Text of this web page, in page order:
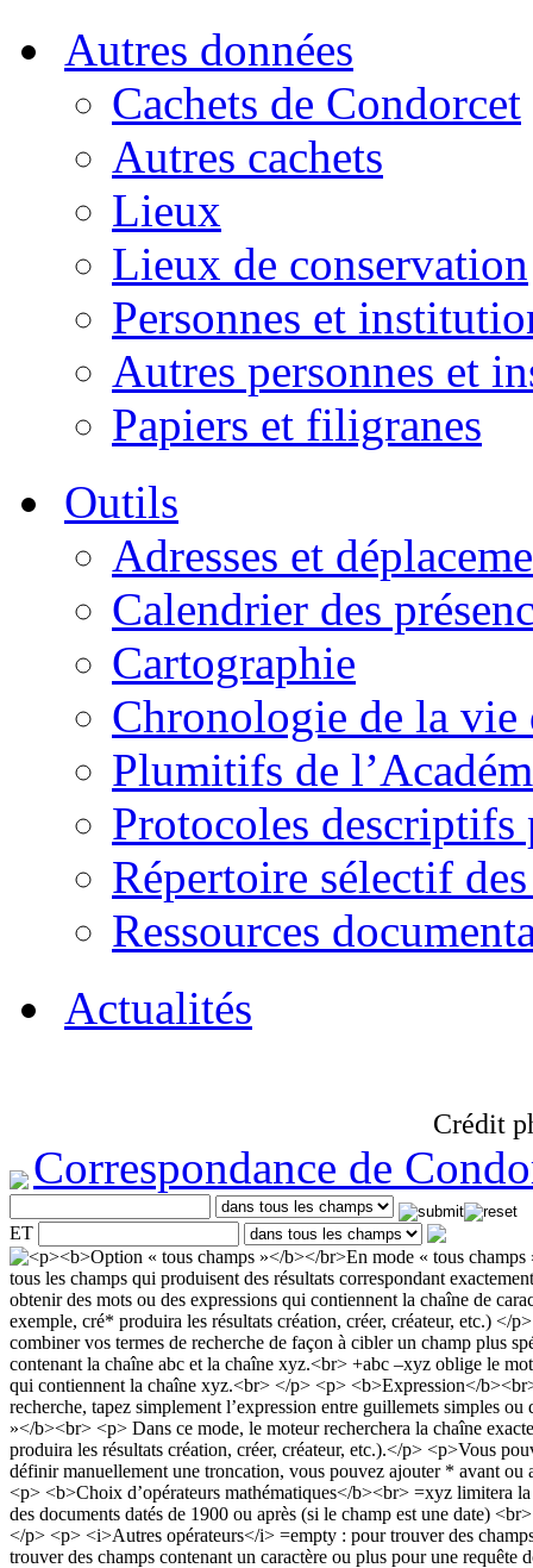
Autres données
Cachets de Condorcet
Autres cachets
Lieux
Lieux de conservation
Personnes et
Autres personnes et
Papiers et filigranes
Outils
Adresses et
Calendrier des
Cartographie
Chronologie de la vie
Plumitifs de
Protocoles descriptifs
Répertoire sélectif
Ressources
Actualités
Crédit
Correspondance de
ET